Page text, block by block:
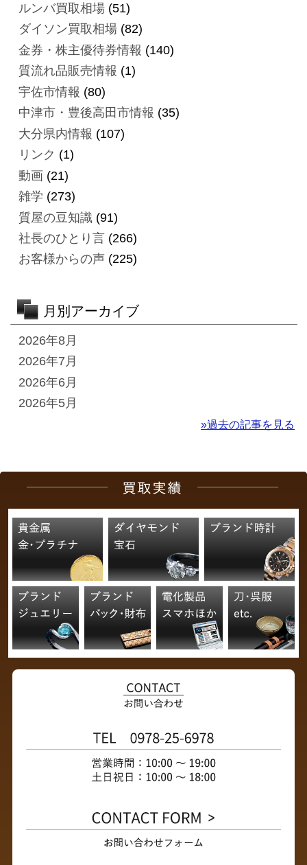
ルンバ買取相場(51)
ダイソン買取相場(82)
金券・株主優待券情報 (140)
質流れ品販売情報 (1)
宇佐市情報 (80)
中津市・豊後高田市情報 (35)
大分県内情報 (107)
リンク (1)
動画(21)
雑学 (273)
質屋の豆知識(91)
社長のひとり言(266)
お客様からの声(225)
月別アーカイブ
2026年8月
2026年7月
2026年6月
2026年5月
»過去の記事を見る